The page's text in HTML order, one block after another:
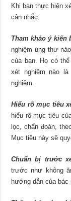
Khi bạn thực hiện
cân nhắc:
Tham khảo ý kiến
nghiệm ung thư
của bạn. Họ có
xét nghiệm nào
nghiệm.
Hiểu rõ mục tiêu
hiểu rõ mục tiêu
lọc, chẩn đoán,
Mục tiêu này sẽ
Chuẩn bị trước
trước như không
hướng dẫn của